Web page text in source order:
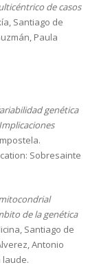
de casos
Santiago de
Paula
genética
Sobresainte
de la genética
Santiago de
Antonio
laude.